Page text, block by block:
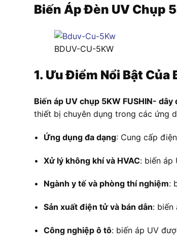
Biến Áp Đèn UV Chụp
BDUV-CU-5KW
1. Ưu Điểm Nổi Bật Của
Biến áp UV chụp 5KW FUSHIN-
thiết bị chuyên dụng trong các ứng
• Ứng dụng đa dạng: Cung cấp
• Xử lý không khí và HVAC: biến áp
• Ngành y tế và phòng thí nghiệm:
• Sản xuất điện tử và bán dẫn: biến
• Công nghiệp ô tô: biến áp UV